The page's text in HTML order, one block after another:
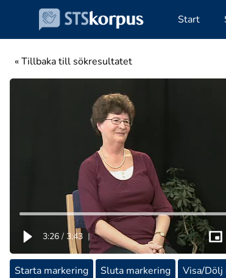
Start
« Tillbaka till sökresultatet
3:26 / 3:43 |
Starta markering Sluta markering Visa/Dölj